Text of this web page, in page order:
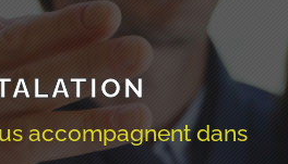
accompagnent dans